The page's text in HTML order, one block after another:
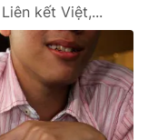
kết Việt,...